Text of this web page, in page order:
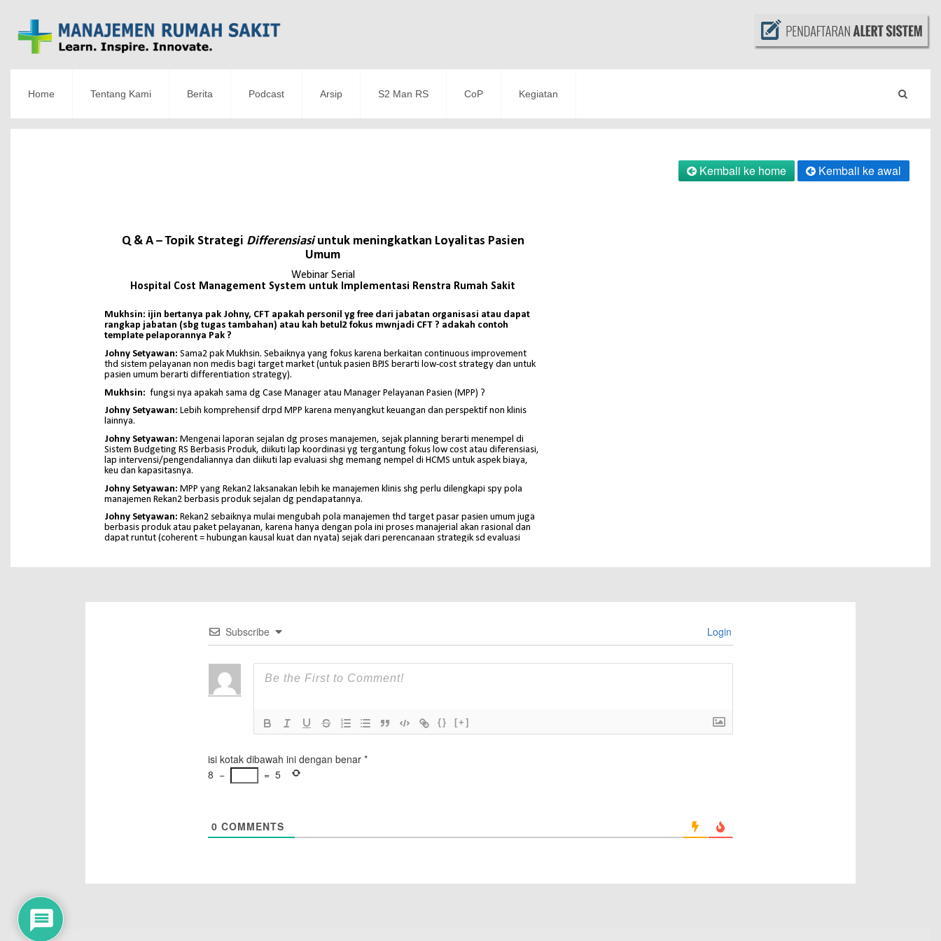
Home Tentang Kami Berita Podcast Arsip S2 Man RS CoP Kegiatan
Kembali ke home Kembali ke awal
Subscribe Login
{} [+]
isi kotak dibawah ini dengan benar *
8 − = 5
0 COMMENTS